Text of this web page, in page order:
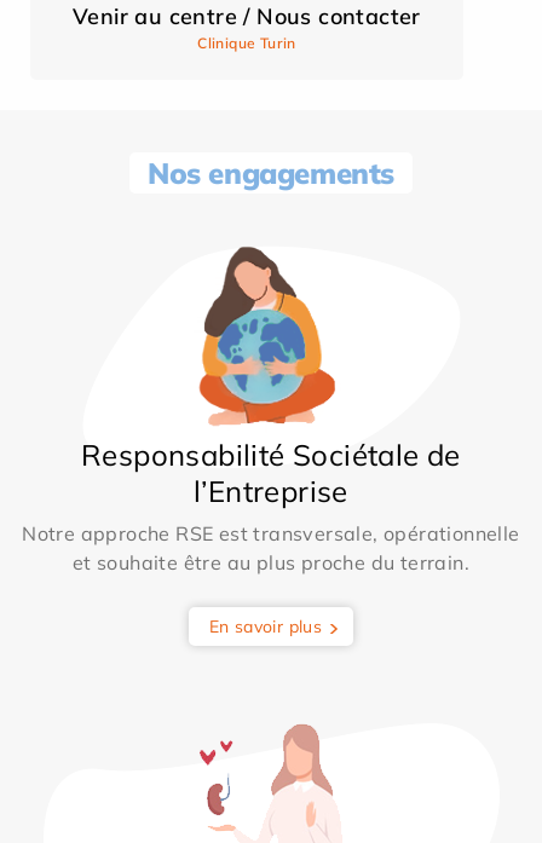
Venir au centre / Nous contacter
Clinique Turin
Nos engagements
Responsabilité Sociétale de
l’Entreprise
Notre approche RSE est transversale, opérationnelle
et souhaite être au plus proche du terrain.
En savoir plus